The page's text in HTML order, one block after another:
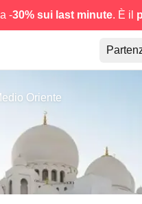
-30% sui last minute. È il
Oriente